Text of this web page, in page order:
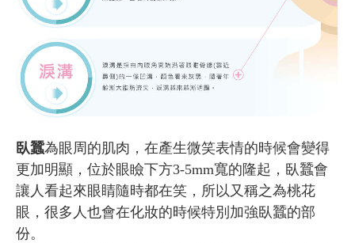
臥蠶為眼周的肌肉，在產生微笑表情的時候會變得
更加明顯，位於眼瞼下方3-5mm寬的隆起，臥蠶會
讓人看起來眼睛隨時都在笑，所以又稱之為桃花
眼，很多人也會在化妝的時候特別加強臥蠶的部
份。